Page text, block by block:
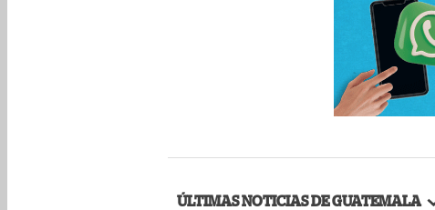
ÚLTIMAS NOTICIAS DE GUATEMALA